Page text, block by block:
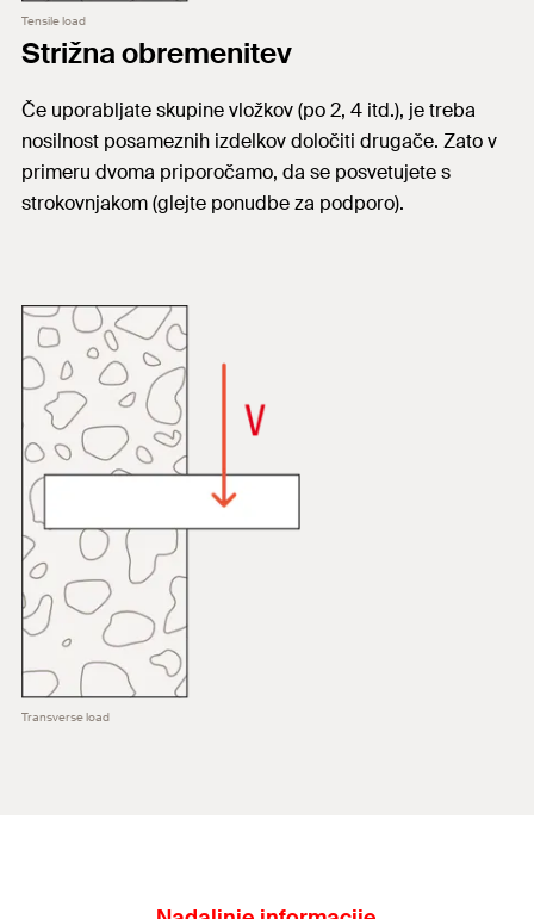
Tensile load
Strižna obremenitev
Če uporabljate skupine vložkov (po 2, 4 itd.), je treba
nosilnost posameznih izdelkov določiti drugače. Zato v
primeru dvoma priporočamo, da se posvetujete s
strokovnjakom (glejte ponudbe za podporo).
Transverse load